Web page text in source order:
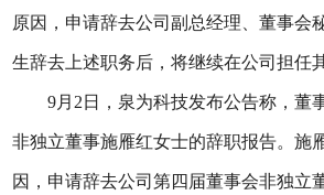
原因，申请辞去公司副总经理、董事会
生辞去上述职务后，将继续在公司担任
9月2日，泉为科技发布公告称，董
非独立董事施雁红女士的辞职报告。施
因，申请辞去公司第四届董事会非独立